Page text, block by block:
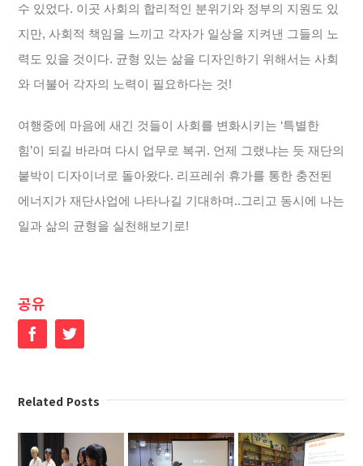
수 있었다. 이곳 사회의 합리적인 분위기와 정부의 지원도 있
지만, 사회적 책임을 느끼고 각자가 일상을 지켜낸 그들의 노
력도 있을 것이다. 균형 있는 삶을 디자인하기 위해서는 사회
와 더불어 각자의 노력이 필요하다는 것!
여행중에 마음에 새긴 것들이 사회를 변화시키는 ‘특별한
힘’이 되길 바라며 다시 업무로 복귀. 언제 그랬냐는 듯 재단의
붙박이 디자이너로 돌아왔다. 리프레쉬 휴가를 통한 충전된
에너지가 재단사업에 나타나길 기대하며..그리고 동시에 나는
일과 삶의 균형을 실천해보기로!
공유
FacebookTwitter
Related Posts